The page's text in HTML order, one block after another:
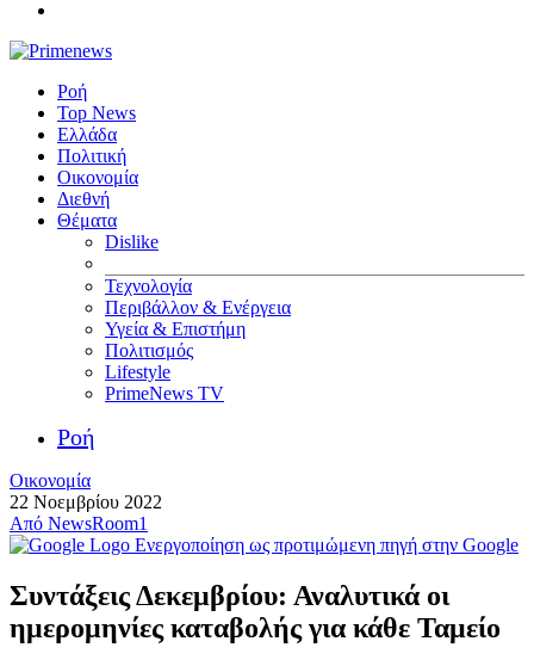
Ροή
Top News
Ελλάδα
Πολιτική
Οικονομία
Διεθνή
Θέματα
Dislike
Τεχνολογία
Περιβάλλον & Ενέργεια
Υγεία & Επιστήμη
Πολιτισμός
Lifestyle
PrimeNews TV
Ροή
Οικονομία
22 Νοεμβρίου 2022
Από NewsRoom1
Ενεργοποίηση ως προτιμώμενη πηγή στην Google
Συντάξεις Δεκεμβρίου: Αναλυτικά οι
ημερομηνίες καταβολής για κάθε Ταμείο